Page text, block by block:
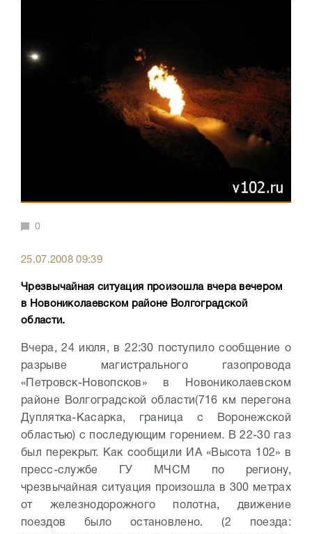
0
25.07.2008 09:39
Чрезвычайная ситуация произошла вчера вечером
в Новониколаевском районе Волгоградской
области.
Вчера, 24 июля, в 22:30 поступило сообщение о
разрыве магистрального газопровода
«Петровск-Новопсков» в Новониколаевском
районе Волгоградской области(716 км перегона
Дуплятка-Касарка, граница с Воронежской
областью) с последующим горением. В 22-30 газ
был перекрыт.
Как сообщили ИА «Высота 102» в
пресс-службе ГУ МЧСМ по региону,
чрезвычайная ситуация произошла в 300 метрах
от железнодорожного полотна, движение
поездов было остановлено. (2 поезда: